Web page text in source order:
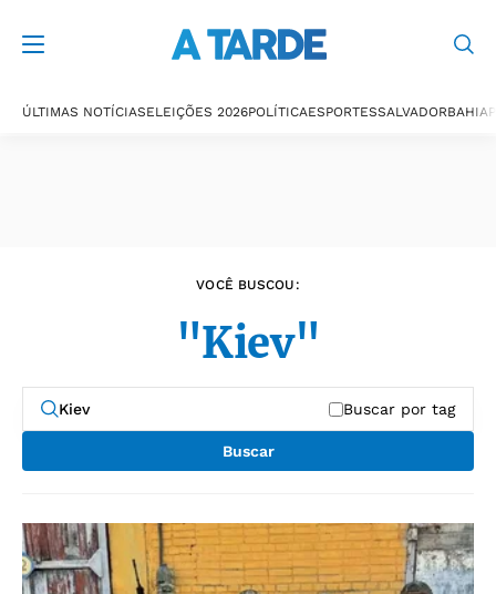
ÚLTIMAS NOTÍCIASELEIÇÕES 2026POLÍTICAESPORTESSALVADORBAHIA
VOCÊ BUSCOU:
"Kiev"
Buscar por tag
Buscar